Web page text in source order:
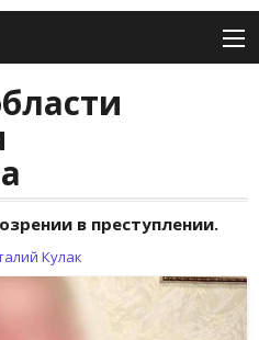
в преступлении.
Кулак